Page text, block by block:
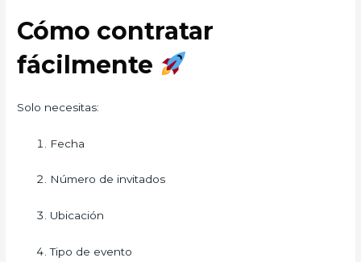
Cómo contratar
fácilmente
Solo necesitas:
Fecha
Número de invitados
Ubicación
Tipo de evento